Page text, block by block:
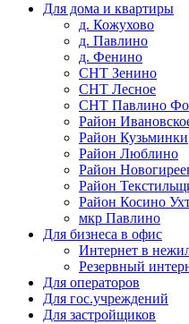
Для дома и квартиры
д. Кожухово
д. Павлино
д. Фенино
СНТ Зенино
СНТ Лесное
СНТ Павлино
Район
Район Кузьминки
Район Люблино
Район
Район
Район Косино
мкр Павлино
Для бизнеса в офис
Интернет в
Резервный
Для операторов
Для гос.учреждений
Для застройщиков